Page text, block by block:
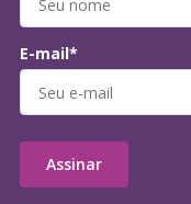
E-mail*
Assinar